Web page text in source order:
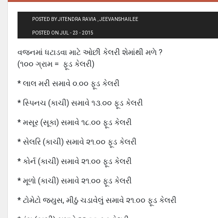
POSTED BY JITENDRA RAVIA , JEEVANSHAILEE
POSTED ON JUL - 23 - 2015
વજનમાં ધટાડવા માટે ઓછી કેલરી શેમાંથી મળે ?
(૧૦૦ ગ્રામ = ફૂડ કેલરી)
* લાલ મરી સમાવે ૦.૦૦ ફૂડ કેલરી
* સ્પિનચ (કાચી) સમાવે ૧૩.૦૦ ફૂડ કેલરી
* મસૂર (સૂકા) સમાવે ૧૮.૦૦ ફૂડ કેલરી
* સેલરિ (કાચી) સમાવે ૨૧.૦૦ ફૂડ કેલરી
* કોર્ન (કાચી) સમાવે ૨૧.૦૦ ફૂડ કેલરી
* મૂળો (કાચી) સમાવે ૨૧.૦૦ ફૂડ કેલરી
* ટોમેટો જ્યુસ, મીઠું ચડાવેલું સમાવે ૨૧.૦૦ ફૂડ કેલરી